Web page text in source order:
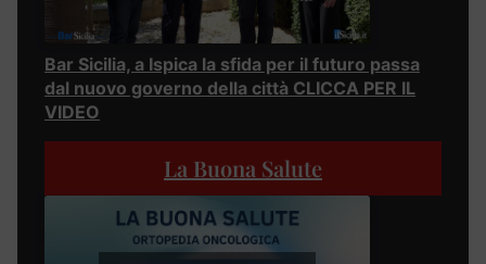
Bar Sicilia, a Ispica la sfida per il futuro passa
dal nuovo governo della città CLICCA PER IL
VIDEO
La Buona Salute